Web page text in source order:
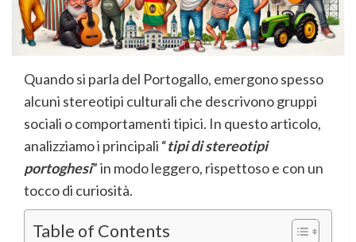
Quando si parla del Portogallo, emergono spesso
alcuni stereotipi culturali che descrivono gruppi
sociali o comportamenti tipici. In questo articolo,
analizziamo i principali “tipi di stereotipi
portoghesi” in modo leggero, rispettoso e con un
tocco di curiosità.
Table of Contents